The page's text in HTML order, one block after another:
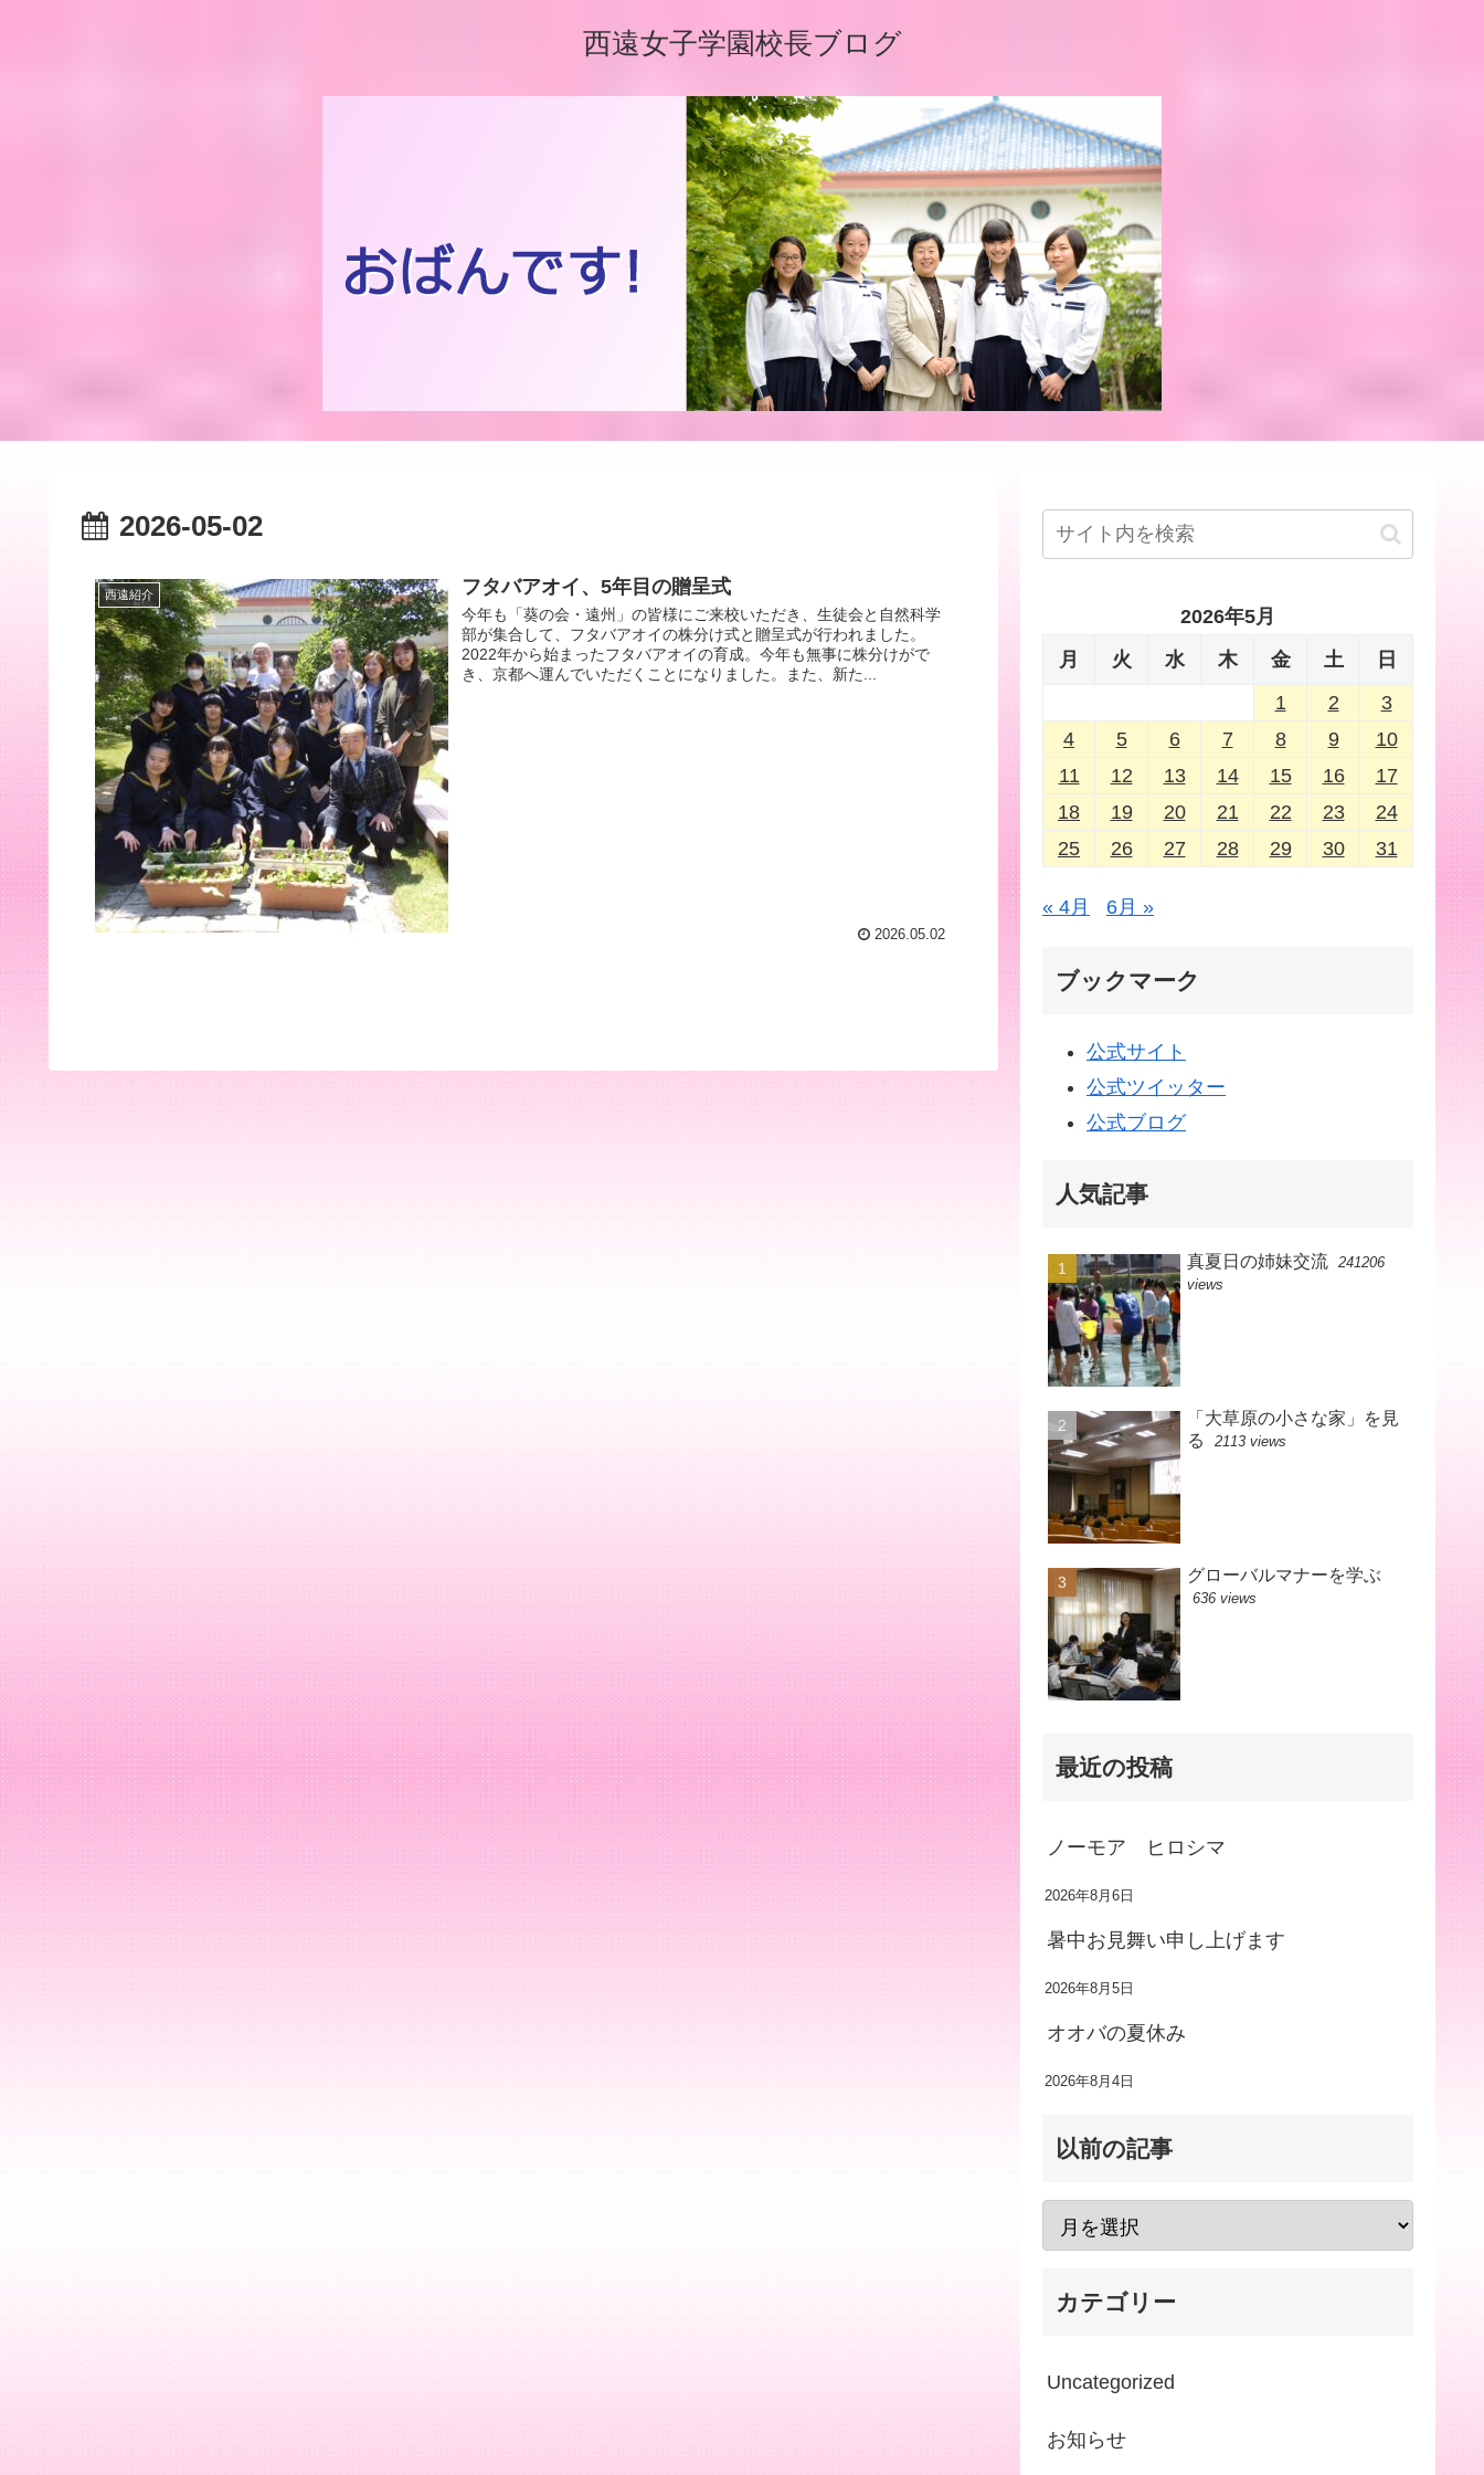
西遠女子学園校長ブログ
2026-05-02
西遠紹介 フタバアオイ、5年目の贈呈式
今年も「葵の会・遠州」の皆様にご来校いただき、生徒会と自然科学
部が集合して、フタバアオイの株分け式と贈呈式が行われました。
2022年から始まったフタバアオイの育成。今年も無事に株分けがで
き、京都へ運んでいただくことになりました。また、新た...
2026.05.02
2026年5月
月
火 水 木 金 土
日
1
2
3
4
5 6 7 8 9
10
11
12 13 14 15 16
17
18
19 20 21 22 23
24
25
26 27 28 29 30 31
« 4月 6月 »
ブックマーク
公式サイト
公式ツイッター
公式ブログ
人気記事
真夏日の姉妹交流 241206
views
「大草原の小さな家」を見
る
2113 views
グローバルマナーを学ぶ
636 views
最近の投稿
ノーモア ヒロシマ
2026年8月6日
暑中お見舞い申し上げます
2026年8月5日
オオバの夏休み
2026年8月4日
以前の記事
カテゴリー
Uncategorized
お知らせ